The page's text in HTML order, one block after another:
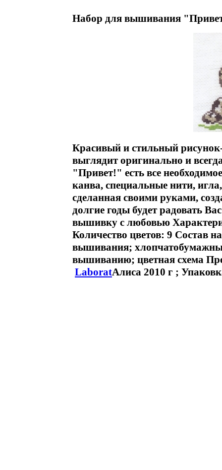
Набор для вышивания
Красивый и стильный
выглядит оригинально и
"Привет!" есть все
канва, специальные нити,
сделанная своими руками,
долгие годы будет радовать
вышивку с любовью
Количество цветов: 9 Состав
вышивания;
вышиванию; цветная схема
LaboratАлиса 2010 г ;